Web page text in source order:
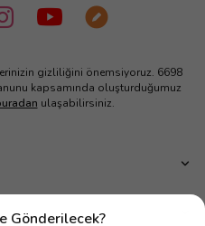
Gönderilecek?
gizliliğini önemsiyoruz. 6698
kapsamında oluşturduğumuz
ulaşabilirsiniz.